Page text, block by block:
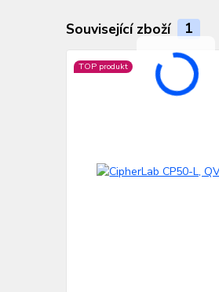
Související zboží 1
TOP produkt